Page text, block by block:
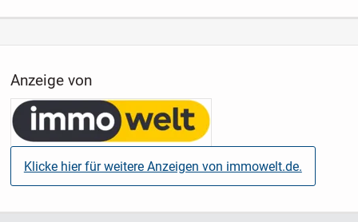
Anzeige von
Klicke hier für weitere Anzeigen von immowelt.de.